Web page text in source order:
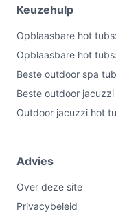
Voedingstype
dit aansluit bij
Veelgestelde
Is dit geschikt voor
Voor thuisgebruik
personen (5–6).
controleer de
Keuzehulp
Opblaasbare hot
Opblaasbare hot
Beste outdoor spa
Beste outdoor
Outdoor jacuzzi hot
Advies
Over deze site
Privacybeleid